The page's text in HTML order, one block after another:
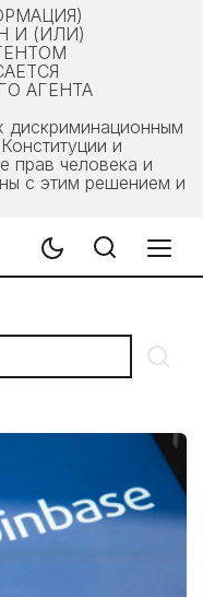
И (ИЛИ)
АГЕНТА
дискриминационным
и
прав человека и
с этим решением и